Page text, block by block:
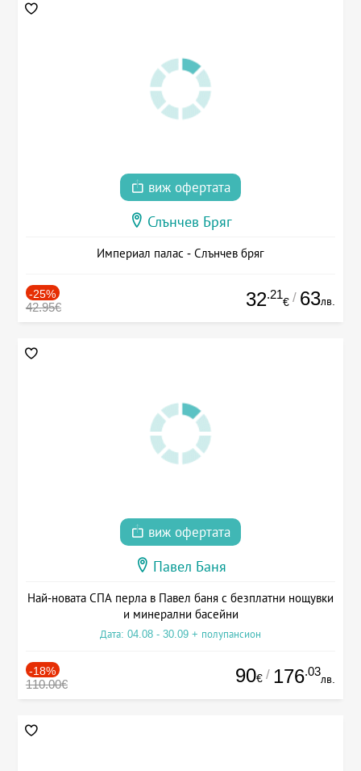
виж офертата
Слънчев Бряг
Империал палас - Слънчев бряг
-25%
42.95€ 32.21
€ / 63лв.
виж офертата
Павел Баня
Най-новата СПА перла в Павел баня с безплатни нощувки
и минерални басейни
Дата: 04.08 - 30.09 + полупансион
-18%
110.00€ 90€ / 176.03
лв.